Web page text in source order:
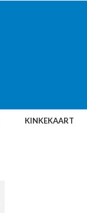
KINKEKAART